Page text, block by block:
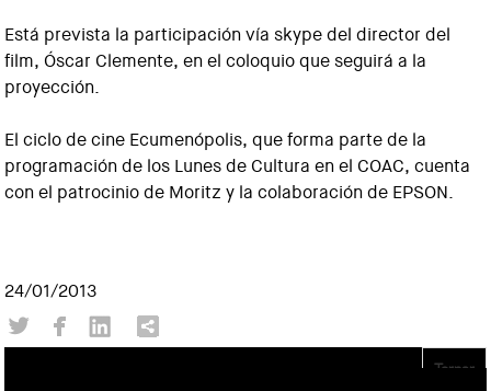
Está prevista la participación vía skype del director del
film, Óscar Clemente, en el coloquio que seguirá a la
proyección.
El ciclo de cine Ecumenópolis, que forma parte de la
programación de los Lunes de Cultura en el COAC, cuenta
con el patrocinio de Moritz y la colaboración de EPSON.
24/01/2013
Tornar